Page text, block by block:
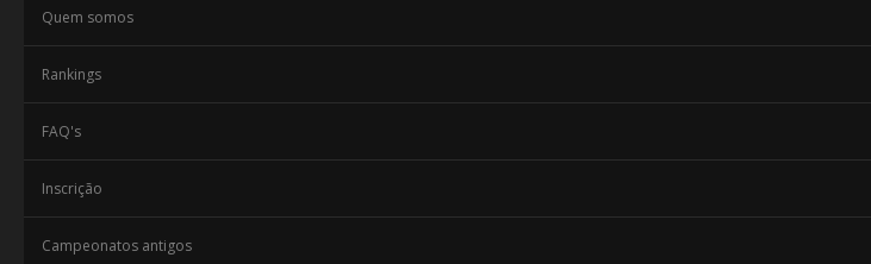
Quem somos
Rankings
FAQ's
Inscrição
Campeonatos antigos